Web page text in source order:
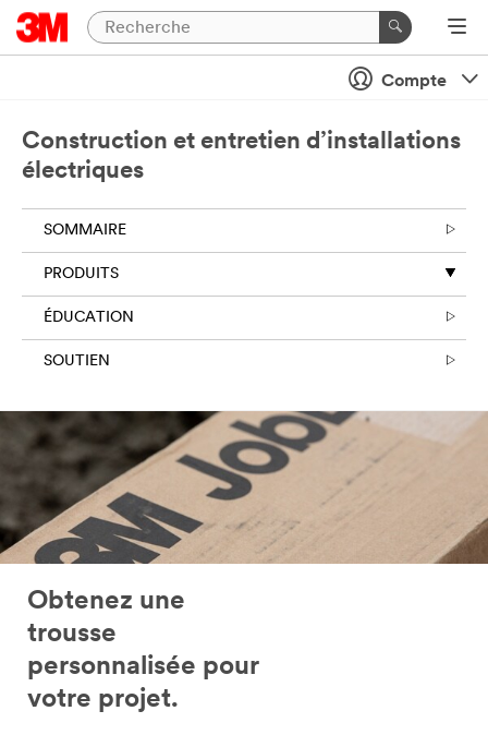
Compte
Construction et entretien d’installations
électriques
SOMMAIRE
PRODUITS
ÉDUCATION
SOUTIEN
Obtenez une
trousse
personnalisée pour
votre projet.